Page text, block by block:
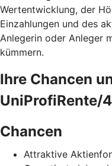
Wertentwicklung, der
Einzahlungen und des
Anlegerin oder Anleger
kümmern.
Ihre Chancen
UniProfiRente/
Chancen
Attraktive